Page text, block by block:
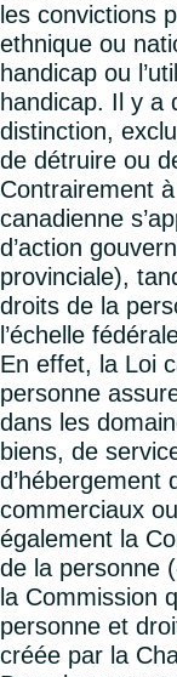
les convictions
ethnique ou
handicap ou
handicap. Il y a
distinction,
de détruire ou
Contrairement
canadienne
d’action
provinciale),
droits de la
l’échelle
En effet, la Loi
personne
dans les
biens, de
d’hébergement
commerciaux
également la
de la personne
la Commission
personne et
créée par la